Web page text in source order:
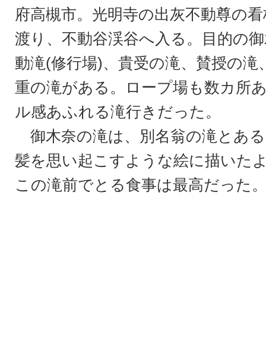
府高槻市。光明寺の出灰不動尊の
渡り、不動谷渓谷へ入る。目的の
動滝(修行場)、貴受の滝、賛授の滝
重の滝がある。ロープ場も数カ所
ル感あふれる滝行きだった。
御木奈の滝は、別名翁の滝とあ
髪を思い起こすような絵に描いた
この滝前でとる食事は最高だった